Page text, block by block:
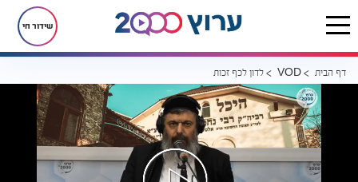
שידור חי
דף הבית VOD לדון לכף זכות